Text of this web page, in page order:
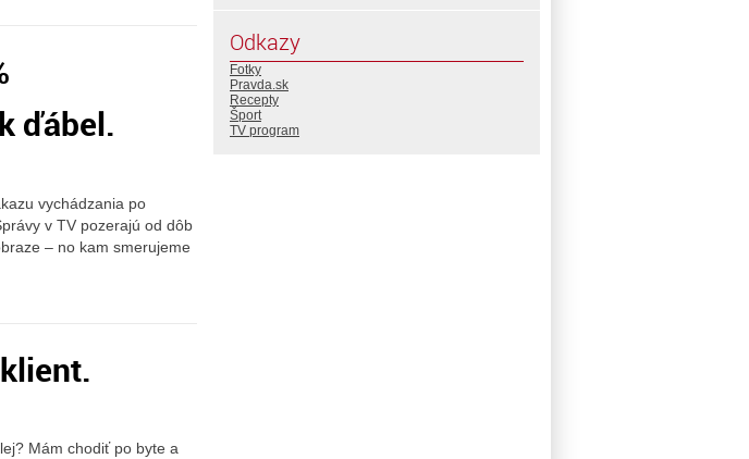
ďábel.
vychádzania po
v TV pozerajú od dôb
– no kam smerujeme
Mám chodiť po byte a
Odkazy
Fotky
Pravda.sk
Recepty
Šport
TV program